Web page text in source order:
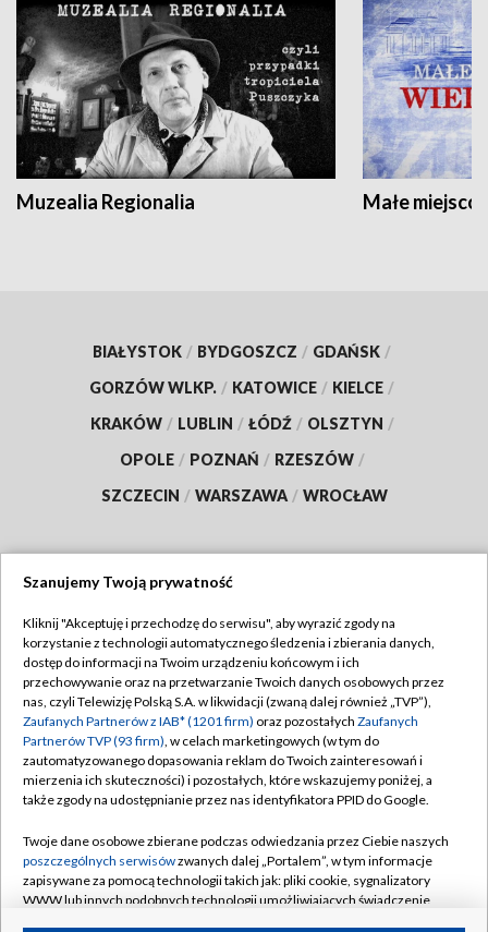
Muzealia Regionalia Małe
BIAŁYSTOK / BYDGOSZCZ / GDAŃSK /
GORZÓW WLKP. / KATOWICE / KIELCE /
KRAKÓW / LUBLIN / ŁÓDŹ / OLSZTYN /
OPOLE / POZNAŃ / RZESZÓW /
SZCZECIN / WARSZAWA / WROCŁAW
TVP
Abonament TVP
Emisja w TVP
Centrum informacji TVP
Naziemna Telewizja Cyfrowa
Rada Programowa
System NOS
Informacje o nadawcy
Regulamin TVP
Polityka prywatności
Moje zgody
Pomoc
Kontakt
Szanujemy Twoją prywatność
Kliknij "Akceptuję i przechodzę do serwisu", aby wyrazić zgody na
korzystanie z technologii automatycznego śledzenia i zbierania danych,
dostęp do informacji na Twoim urządzeniu końcowym i ich
przechowywanie oraz na przetwarzanie Twoich danych osobowych przez
nas, czyli Telewizję Polską S.A. w likwidacji (zwaną dalej również „TVP”),
Zaufanych Partnerów z IAB* (1201 firm) oraz pozostałych Zaufanych
Partnerów TVP (93 firm), w celach marketingowych (w tym do
zautomatyzowanego dopasowania reklam do Twoich zainteresowań i
mierzenia ich skuteczności) i pozostałych, które wskazujemy poniżej, a
także zgody na udostępnianie przez nas identyfikatora PPID do Google.
Twoje dane osobowe zbierane podczas odwiedzania przez Ciebie naszych
poszczególnych serwisówzwanych dalej „Portalem”, w tym informacje
zapisywane za pomocą technologii takich jak: pliki cookie, sygnalizatory
WWW lub innych podobnych technologii umożliwiających świadczenie